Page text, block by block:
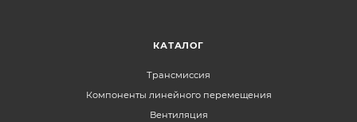
КАТАЛОГ
Трансмиссия
Компоненты линейного перемещения
Вентиляция